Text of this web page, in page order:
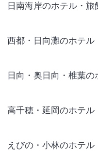
日南海岸のホテル・旅
西都・日向灘のホテル
日向・奥日向・椎葉
高千穂・延岡のホテル
えびの・小林のホテ